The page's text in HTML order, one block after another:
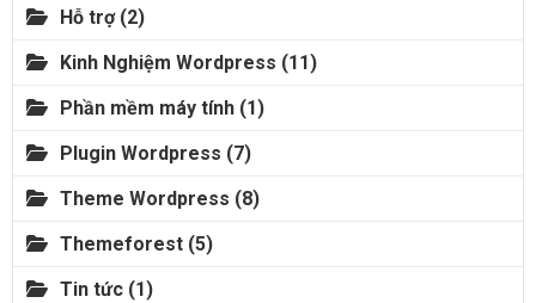
Hỗ trợ(2)
Kinh Nghiệm Wordpress (11)
Phần mềm máy tính (1)
Plugin Wordpress (7)
Theme Wordpress (8)
Themeforest (5)
Tin tức (1)